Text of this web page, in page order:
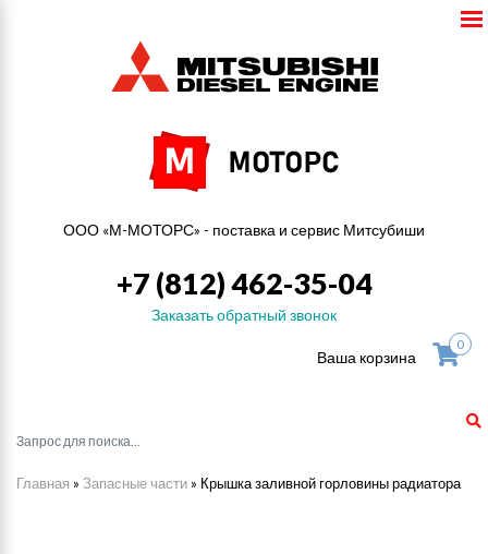
ООО «М-МОТОРС» - поставка и сервис Митсубиши
+7 (812) 462-35-04
Заказать обратный звонок
Ваша корзина
0
Главная » Запасные части » Крышка заливной горловины радиатора